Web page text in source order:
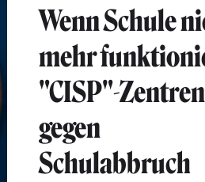
Wenn Schule
mehr
"CISP"-Zentren
gegen
Schulabbruch